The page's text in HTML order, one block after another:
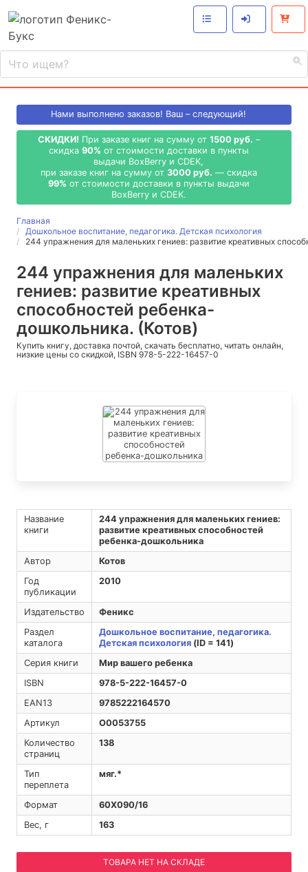
Нами выполнено заказов! Ваш – следующий!
СКИДКИ! При заказе книг на сумму от 1500 руб. –
скидка 90% от стоимости доставки в пункты
выдачи BoxBerry и CDEK,
при заказе книг на сумму от 3000 руб. — скидка
99% от стоимости доставки в пункты выдачи
BoxBerry и CDEK.
Главная
Дошкольное воспитание, педагогика. Детская психология
244 упражнения для маленьких гениев: развитие креативных
244 упражнения для маленьких
гениев: развитие креативных
способностей ребенка-
дошкольника. (Котов)
Купить книгу, доставка почтой, скачать бесплатно, читать онлайн,
низкие цены со скидкой, ISBN 978-5-222-16457-0
Название
книги
244 упражнения для маленьких гениев:
развитие креативных способностей
ребенка-дошкольника
Автор
Котов
Год
публикации
2010
Издательство
Феникс
Раздел
каталога
Дошкольное воспитание, педагогика.
Детская психология(ID = 141)
Серия книги
Мир вашего ребенка
ISBN
978-5-222-16457-0
EAN13
9785222164570
Артикул
O0053755
Количество
страниц
138
Тип
переплета
мяг.*
Формат
60Х090/16
Вес, г
163
ТОВАРА НЕТ НА СКЛАДЕ